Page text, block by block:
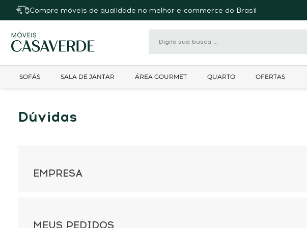
Compre móveis de qualidade no melhor e-commerce do Brasil
SOFÁS SALA DE JANTAR ÁREA GOURMET QUARTO OFERTAS
Dúvidas
EMPRESA
MEUS PEDIDOS